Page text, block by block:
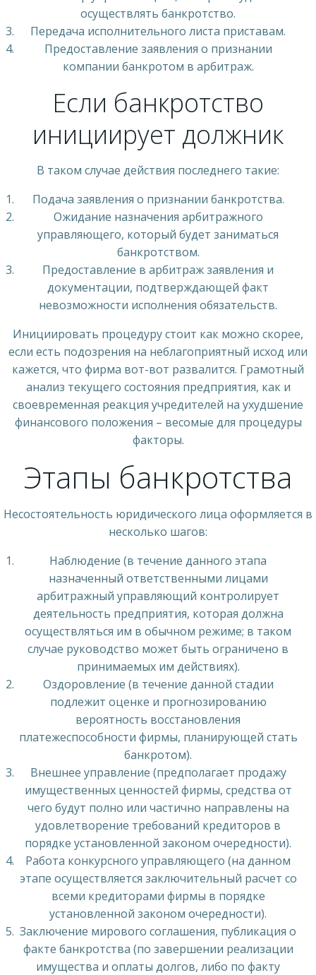
осуществлять банкротство.
Передача исполнительного листа приставам.
Предоставление заявления о признании
компании банкротом в арбитраж.
Если банкротство
инициирует должник
В таком случае действия последнего такие:
Подача заявления о признании банкротства.
Ожидание назначения арбитражного
управляющего, который будет заниматься
банкротством.
Предоставление в арбитраж заявления и
документации, подтверждающей факт
невозможности исполнения обязательств.
Инициировать процедуру стоит как можно скорее,
если есть подозрения на неблагоприятный исход или
кажется, что фирма вот-вот развалится. Грамотный
анализ текущего состояния предприятия, как и
своевременная реакция учредителей на ухудшение
финансового положения – весомые для процедуры
факторы.
Этапы банкротства
Несостоятельность юридического лица оформляется в
несколько шагов:
Наблюдение (в течение данного этапа
назначенный ответственными лицами
арбитражный управляющий контролирует
деятельность предприятия, которая должна
осуществляться им в обычном режиме; в таком
случае руководство может быть ограничено в
принимаемых им действиях).
Оздоровление (в течение данной стадии
подлежит оценке и прогнозированию
вероятность восстановления
платежеспособности фирмы, планирующей стать
банкротом).
Внешнее управление (предполагает продажу
имущественных ценностей фирмы, средства от
чего будут полно или частично направлены на
удовлетворение требований кредиторов в
порядке установленной законом очередности).
Работа конкурсного управляющего (на данном
этапе осуществляется заключительный расчет со
всеми кредиторами фирмы в порядке
установленной законом очередности).
Заключение мирового соглашения, публикация о
факте банкротства (по завершении реализации
имущества и оплаты долгов, либо по факту